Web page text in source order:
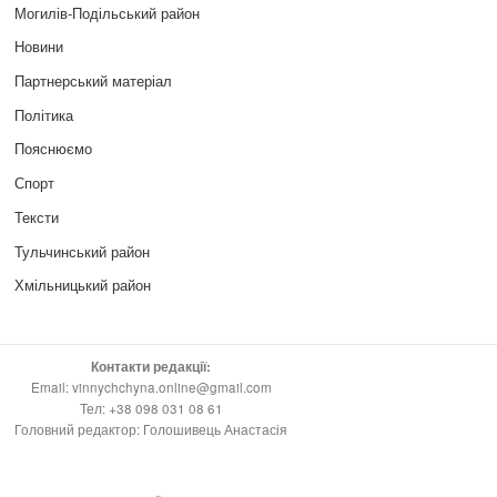
Могилів-Подільський район
Новини
Партнерський матеріал
Політика
Пояснюємо
Спорт
Тексти
Тульчинський район
Хмільницький район
Контакти редакції:
Email: vinnychchyna.online@gmail.com
Тел: +38 098 031 08 61
Головний редактор: Голошивець Анастасія